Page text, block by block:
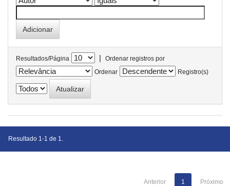
Resultados/Página |
Ordenar registros por
Ordenar
Registro(s)
Resultado 1-1 de 1.
Anterior 1 Próximo